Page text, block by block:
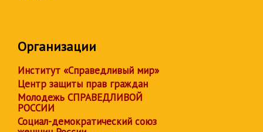
Организации
Институт «Справедливый мир»
Центр защиты прав граждан
Молодежь СПРАВЕДЛИВОЙ
РОССИИ
Социал-демократический союз